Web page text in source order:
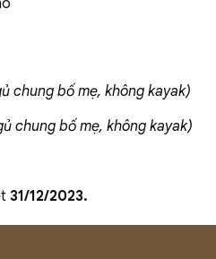
chung bố mẹ, không kayak)
chung bố mẹ, không kayak)
31/12/2023.